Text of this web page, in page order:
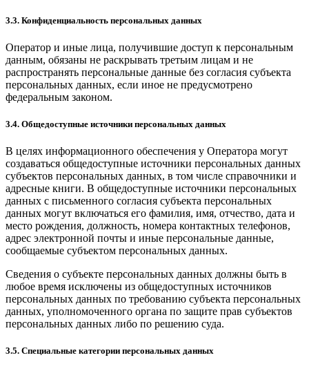
3.3. Конфиденциальность персональных данных
Оператор и иные лица, получившие доступ к персональным
данным, обязаны не раскрывать третьим лицам и не
распространять персональные данные без согласия субъекта
персональных данных, если иное не предусмотрено
федеральным законом.
3.4. Общедоступные источники персональных данных
В целях информационного обеспечения у Оператора могут
создаваться общедоступные источники персональных данных
субъектов персональных данных, в том числе справочники и
адресные книги. В общедоступные источники персональных
данных с письменного согласия субъекта персональных
данных могут включаться его фамилия, имя, отчество, дата и
место рождения, должность, номера контактных телефонов,
адрес электронной почты и иные персональные данные,
сообщаемые субъектом персональных данных.
Сведения о субъекте персональных данных должны быть в
любое время исключены из общедоступных источников
персональных данных по требованию субъекта персональных
данных, уполномоченного органа по защите прав субъектов
персональных данных либо по решению суда.
3.5. Специальные категории персональных данных